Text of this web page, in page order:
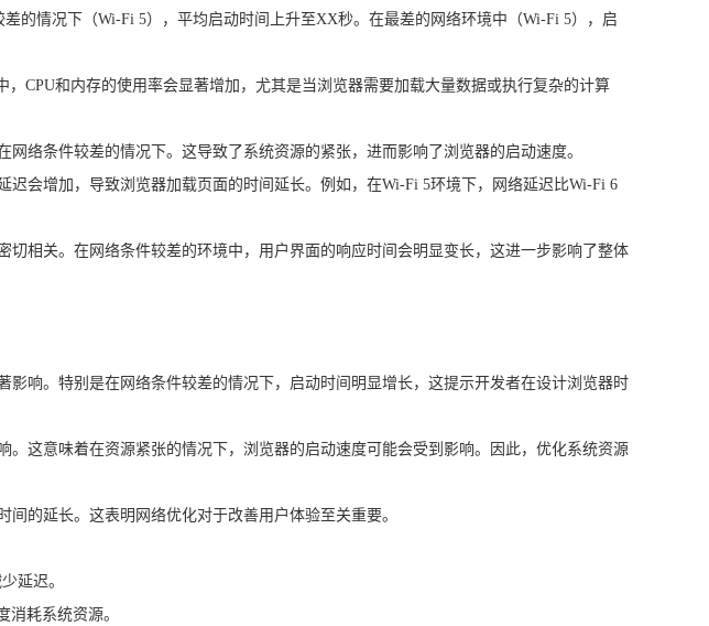
的情况下（Wi-Fi 5），平均启动时间上升至XX秒。在最差的网络环境中（Wi-Fi 5），启
CPU和内存的使用率会显著增加，尤其是当浏览器需要加载大量数据或执行复杂的计算
络条件较差的情况下。这导致了系统资源的紧张，进而影响了浏览器的启动速度。
会增加，导致浏览器加载页面的时间延长。例如，在Wi-Fi 5环境下，网络延迟比Wi-Fi 6
相关。在网络条件较差的环境中，用户界面的响应时间会明显变长，这进一步影响了整体
响。特别是在网络条件较差的情况下，启动时间明显增长，这提示开发者在设计浏览器时
这意味着在资源紧张的情况下，浏览器的启动速度可能会受到影响。因此，优化系统资源
的延长。这表明网络优化对于改善用户体验至关重要。
延迟。
耗系统资源。